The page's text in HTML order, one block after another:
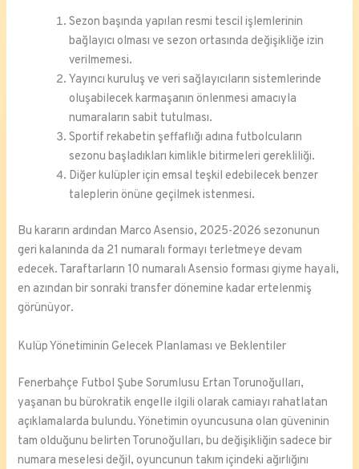
Sezon başında yapılan resmi tescil işlemlerinin
bağlayıcı olması ve sezon ortasında değişikliğe izin
verilmemesi.
Yayıncı kuruluş ve veri sağlayıcıların sistemlerinde
oluşabilecek karmaşanın önlenmesi amacıyla
numaraların sabit tutulması.
Sportif rekabetin şeffaflığı adına futbolcuların
sezonu başladıkları kimlikle bitirmeleri gerekliliği.
Diğer kulüpler için emsal teşkil edebilecek benzer
taleplerin önüne geçilmek istenmesi.
Bu kararın ardından Marco Asensio, 2025-2026 sezonunun
geri kalanında da 21 numaralı formayı terletmeye devam
edecek. Taraftarların 10 numaralı Asensio forması giyme hayali,
en azından bir sonraki transfer dönemine kadar ertelenmiş
görünüyor.
Kulüp Yönetiminin Gelecek Planlaması ve Beklentiler
Fenerbahçe Futbol Şube Sorumlusu Ertan Torunoğulları,
yaşanan bu bürokratik engelle ilgili olarak camiayı rahatlatan
açıklamalarda bulundu. Yönetimin oyuncusuna olan güveninin
tam olduğunu belirten Torunoğulları, bu değişikliğin sadece bir
numara meselesi değil, oyuncunun takım içindeki ağırlığını